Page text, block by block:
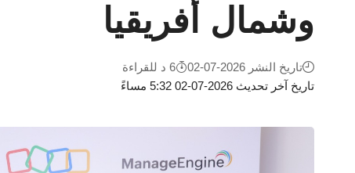
وشمال أفريقيا
تاريخ آخر تحديث 2026-07-02 5:32 مساءً
تاريخ النشر 2026-07-02 6 د للقراءة